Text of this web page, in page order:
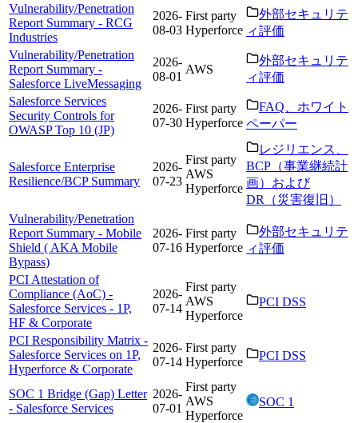
Vulnerability/Penetration
Report Summary - RCG
Industries
2026-
08-03
First party
Hyperforce
外部セキュリテ
ィ評価
Vulnerability/Penetration
Report Summary -
Salesforce LiveMessaging
2026-
08-01
AWS
外部セキュリテ
ィ評価
Salesforce Services
Security Controls for
OWASP Top 10 (JP)
2026-
07-30
First party
Hyperforce
FAQ、ホワイト
ペーパー
Salesforce Enterprise
Resilience/BCP Summary
2026-
07-23
First party
AWS
Hyperforce
レジリエンス、
BCP（事業継続計
画）および
DR（災害復旧）
Vulnerability/Penetration
Report Summary - Mobile
Shield ( AKA Mobile
Bypass)
2026-
07-16
First party
Hyperforce
外部セキュリテ
ィ評価
PCI Attestation of
Compliance (AoC) -
Salesforce Services - 1P,
HF & Corporate
2026-
07-14
First party
AWS
Hyperforce
PCI DSS
PCI Responsibility Matrix -
Salesforce Services on 1P,
Hyperforce & Corporate
2026-
07-14
First party
Hyperforce
PCI DSS
SOC 1 Bridge (Gap) Letter
- Salesforce Services
2026-
07-01
First party
AWS
Hyperforce
SOC 1